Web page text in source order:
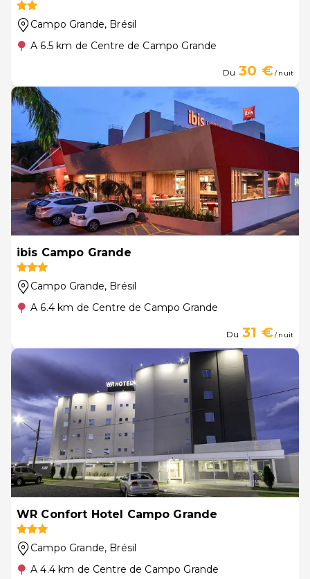
Campo Grande, Brésil
A 6.5 km de Centre de Campo Grande
Du 30 €/ nuit
ibis Campo Grande
Campo Grande, Brésil
A 6.4 km de Centre de Campo Grande
Du 31 €/ nuit
WR Confort Hotel Campo Grande
Campo Grande, Brésil
A 4.4 km de Centre de Campo Grande